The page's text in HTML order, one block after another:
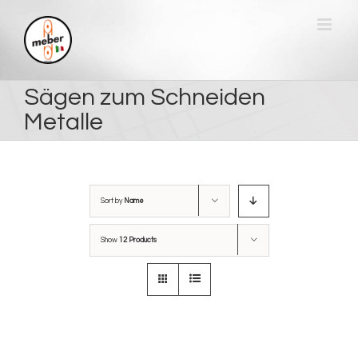
content
Sägen zum Schneiden
Metalle
Sort by Name
Show 12 Products